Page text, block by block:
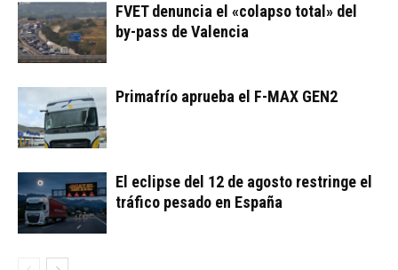
FVET denuncia el «colapso total» del
by-pass de Valencia
Primafrío aprueba el F-MAX GEN2
El eclipse del 12 de agosto restringe el
tráfico pesado en España